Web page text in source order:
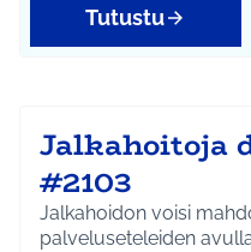
Tutustu
Jalkahoitoja
#2103
Jalkahoidon voisi
palveluseteleiden